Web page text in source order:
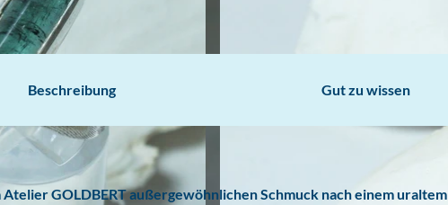
Beschreibung Gut zu wissen
GOLDBERT außergewöhnlichen Schmuck nach einem uraltem